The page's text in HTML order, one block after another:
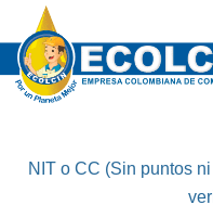
al
contenido
NIT o CC (Sin puntos